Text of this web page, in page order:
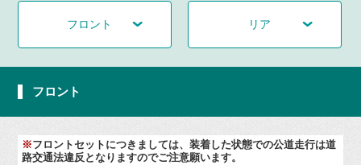
フロント リア
フロント
※フロントセットにつきましては、装着した状態での公道走行は道
路交通法違反となりますのでご注意願います。